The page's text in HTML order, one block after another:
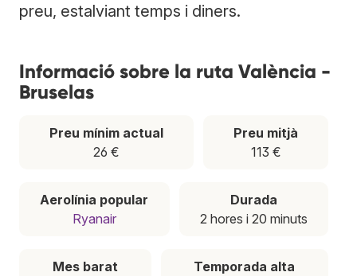
preu, estalviant temps i diners.
Informació sobre la ruta València -
Bruselas
Preu mínim actual
26 €
Preu mitjà
113 €
Aerolínia popular
Ryanair
Durada
2 hores i 20 minuts
Mes barat
Temporada alta